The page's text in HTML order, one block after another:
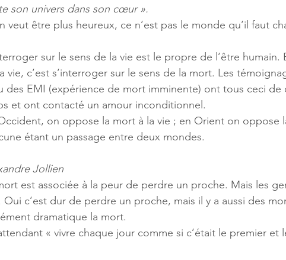
son univers dans son cœur ».
veut être plus heureux, ce n’est pas le monde qu’il faut
sur le sens de la vie est le propre de l’être humain.
vie, c’est s’interroger sur le sens de la mort. Les
des EMI (expérience de mort imminente) ont tous ceci
et ont contacté un amour inconditionnel.
on oppose la mort à la vie ; en Orient on oppose
étant un passage entre deux mondes.
Jollien
est associée à la peur de perdre un proche. Mais les
Oui c’est dur de perdre un proche, mais il y a aussi des
dramatique la mort.
« vivre chaque jour comme si c’était le premier et